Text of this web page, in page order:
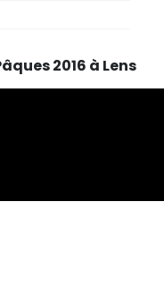
2016 à Lens